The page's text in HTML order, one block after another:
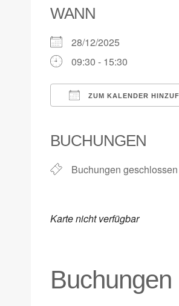
WANN
28/12/2025
09:30 - 15:30
ZUM KALENDER
BUCHUNGEN
Buchungen geschlossen
Karte nicht verfügbar
Buchungen